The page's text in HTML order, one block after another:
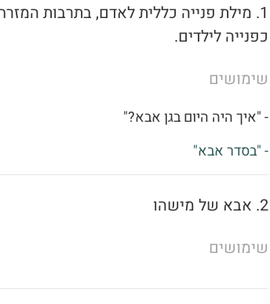
1. מילת פנייה כללית לאדם, בתרבות
כפנייה לילדים.
שימושים
- "איך היה היום בגן אבא?"
- "בסדר אבא"
2. אבא של מישהו
שימושים